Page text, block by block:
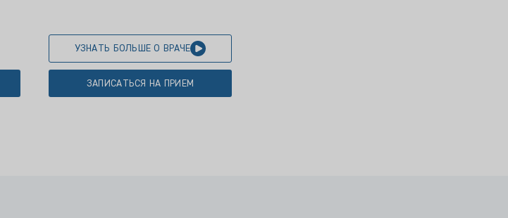
УЗНАТЬ БОЛЬШЕ О ВРАЧЕ
ЗАПИСАТЬСЯ НА ПРИЕМ